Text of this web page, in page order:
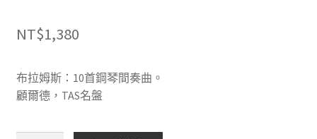
NT$1,380
布拉姆斯：10首鋼琴間奏曲。
顧爾德，TAS名盤